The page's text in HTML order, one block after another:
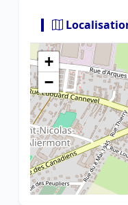
+
−